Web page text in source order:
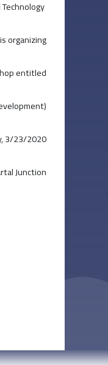
organizing
entitled:
3/23/2020
Junction